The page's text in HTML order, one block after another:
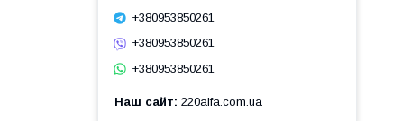
+380953850261
+380953850261
+380953850261
Наш сайт 220alfa.com.ua